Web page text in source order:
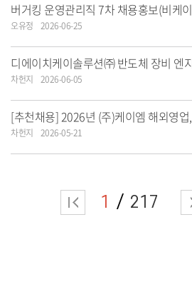
버거킹 운영관리직 7차 채용홍보(비케
오유정 2026-06-25
디에이치케이솔루션㈜ 반도체 장비 엔
차헌지 2026-06-05
[추천채용] 2026년 (주)케이엠 해외영
차헌지 2026-05-21
1 217